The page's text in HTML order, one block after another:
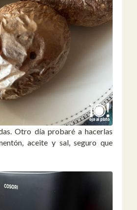
Otro día probaré a hacerlas
aceite y sal, seguro que